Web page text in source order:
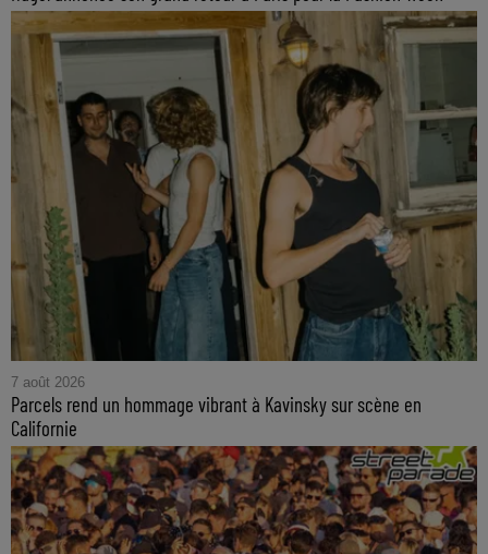
7 août 2026
Parcels rend un hommage vibrant à Kavinsky sur scène en
Californie